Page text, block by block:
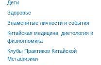
Дети
Здоровье
Знаменитые личности и события
Китайская медицина, диетология и
физиогномика
Клубы Практиков Китайской
Метафизики